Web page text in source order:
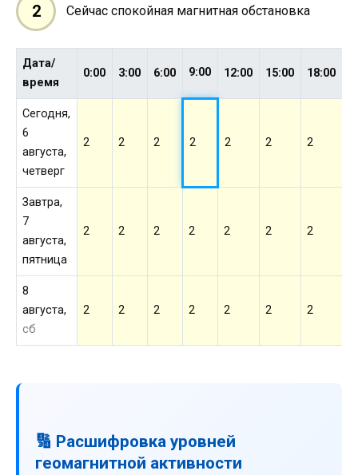
2 Сейчас спокойная магнитная обстановка
Дата/
время
0:00 3:00 6:00 9:00 12:00 15:00 18:00
Сегодня,
6
августа,
четверг
2 2 2 2 2 2 2
Завтра,
7
августа,
пятница
2 2 2 2 2 2 2
8
августа,
сб
2 2 2 2 2 2 2
🔢 Расшифровка уровней
геомагнитной активности